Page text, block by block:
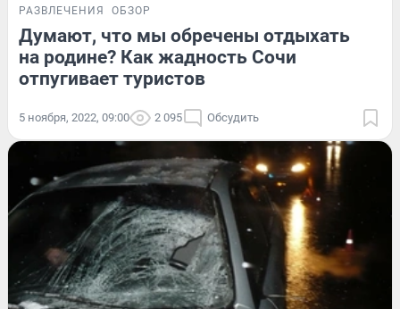
РАЗВЛЕЧЕНИЯ ОБЗОР
Думают, что мы обречены отдыхать
на родине? Как жадность Сочи
отпугивает туристов
5 ноября, 2022, 09:00 2 095 Обсудить